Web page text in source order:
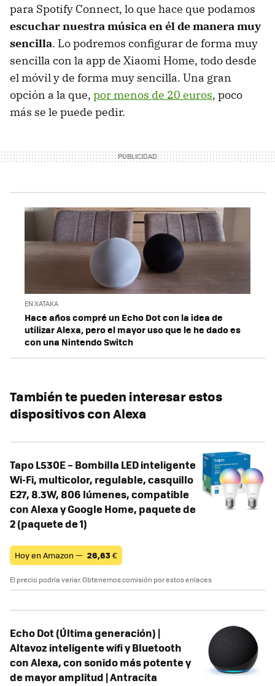
para Spotify Connect, lo que hace que podamos
escuchar nuestra música en él de manera muy
sencilla. Lo podremos configurar de forma muy
sencilla con la app de Xiaomi Home, todo desde
el móvil y de forma muy sencilla. Una gran
opción a la que, por menos de 20 euros, poco
más se le puede pedir.
EN XATAKA
Hace años compré un Echo Dot con la idea de
utilizar Alexa, pero el mayor uso que le he dado es
con una Nintendo Switch
También te pueden interesar estos
dispositivos con Alexa
Tapo L530E – Bombilla LED inteligente
Wi-Fi, multicolor, regulable, casquillo
E27, 8.3W, 806 lúmenes, compatible
con Alexa y Google Home, paquete de
2 (paquete de 1)
Hoy en Amazon — 26,63€
El precio podría variar. Obtenemos comisión por estos enlaces
Echo Dot (Última generación) |
Altavoz inteligente wifi y Bluetooth
con Alexa, con sonido más potente y
de mayor amplitud | Antracita